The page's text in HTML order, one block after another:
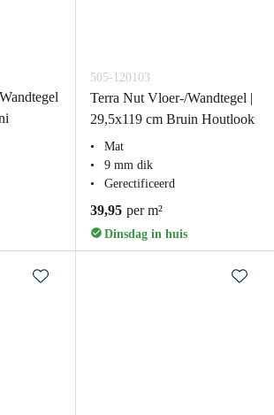
505-120103
Terra Nut Vloer-/Wandtegel |
29,5x119 cm Bruin Houtlook
Mat
9 mm dik
Gerectificeerd
39,95 per m²
Dinsdag in huis